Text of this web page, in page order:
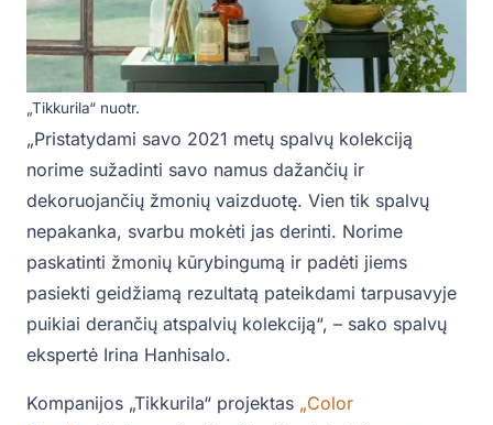
„Tikkurila“ nuotr.
„Pristatydami savo 2021 metų spalvų kolekciją
norime sužadinti savo namus dažančių ir
dekoruojančių žmonių vaizduotę. Vien tik spalvų
nepakanka, svarbu mokėti jas derinti. Norime
paskatinti žmonių kūrybingumą ir padėti jiems
pasiekti geidžiamą rezultatą pateikdami tarpusavyje
puikiai derančių atspalvių kolekciją“, – sako spalvų
ekspertė Irina Hanhisalo.
Kompanijos „Tikkurila“ projektas „Color